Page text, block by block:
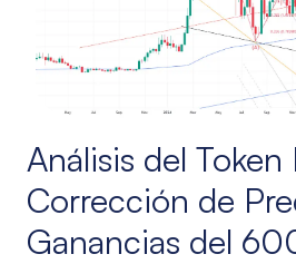
Análisis del Token
Corrección de
Ganancias del